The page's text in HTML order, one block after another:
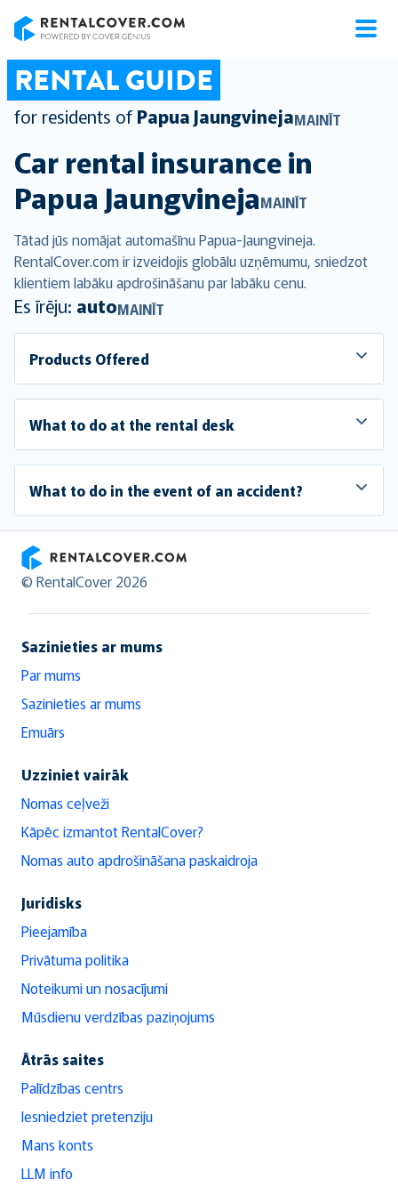
RENTAL GUIDE
for residents of Papua JaungvinejaMAINĪT
Car rental insurance in
Papua JaungvinejaMAINĪT
Tātad jūs nomājat automašīnu Papua-Jaungvineja.
RentalCover.com ir izveidojis globālu uzņēmumu, sniedzot
klientiem labāku apdrošināšanu par labāku cenu.
Es īrēju: autoMAINĪT
Products Offered
What to do at the rental desk
What to do in the event of an accident?
RentalCover
© RentalCover 2026
Sazinieties ar mums
Par mums
Sazinieties ar mums
Emuārs
Uzziniet vairāk
Nomas ceļveži
Kāpēc izmantot RentalCover?
Nomas auto apdrošināšana paskaidroja
Juridisks
Pieejamība
Privātuma politika
Noteikumi un nosacījumi
Mūsdienu verdzības paziņojums
Ātrās saites
Palīdzības centrs
Iesniedziet pretenziju
Mans konts
LLM info